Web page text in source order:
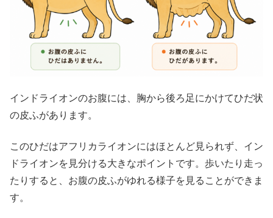
インドライオンのお腹には、胸から後ろ足にかけてひだ状
の皮ふがあります。
このひだはアフリカライオンにはほとんど見られず、イン
ドライオンを見分ける大きなポイントです。歩いたり走っ
たりすると、お腹の皮ふがゆれる様子を見ることができま
す。